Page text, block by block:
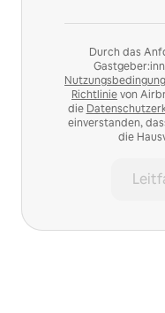
Durch das
Richtlinievon
die
einverstanden,
die